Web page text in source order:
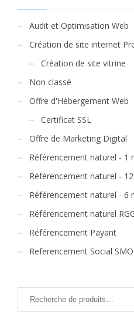
Audit et Optimisation Web
Création de site internet
Création de site vitrine
Non classé
Offre d'Hébergement Web
Certificat SSL
Offre de Marketing Digital
Référencement naturel - 1
Référencement naturel -
Référencement naturel - 6
Référencement naturel
Référencement Payant
Referencement Social SMO